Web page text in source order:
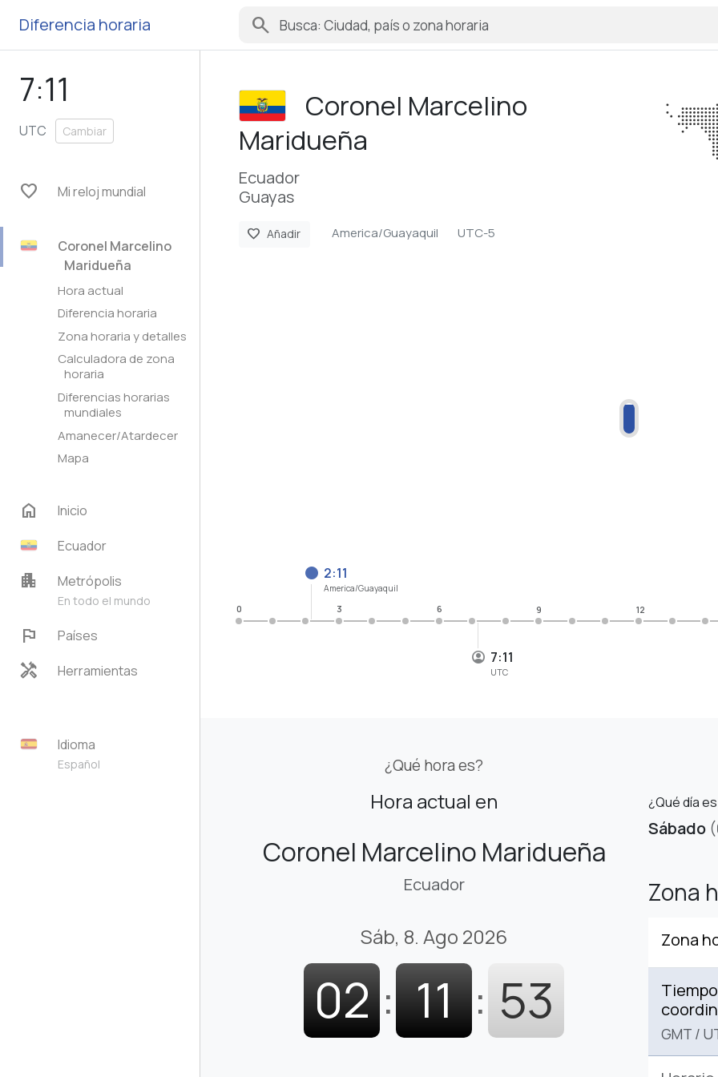
Diferencia horaria search
7:11
UTC Cambiar
favorite Mi reloj mundial
Coronel Marcelino
Maridueña
Hora actual
Diferencia horaria
Zona horaria y detalles
Calculadora de zona
horaria
Diferencias horarias
mundiales
Amanecer/Atardecer
Mapa
home
Inicio
Ecuador
apartment Metrópolis
En todo el mundo
flag Países
handyman Herramientas
Idioma
Español
Coronel Marcelino
Maridueña
Ecuador
Guayas
favorite Añadir America/Guayaquil UTC-5
7:11
UTC
2:11
America/Guayaquil
0 3 6 9 12
¿Qué hora es?
Hora actual en
Coronel Marcelino Maridueña
Ecuador
Sáb, 8. Ago 2026
02 : 11 : 54
¿Qué día
Sábado
Zona
Zona
GMT /